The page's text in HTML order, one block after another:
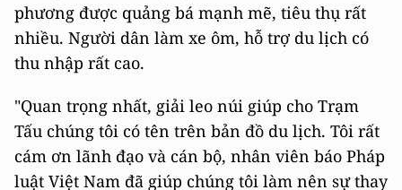
phương được quảng bá mạnh mẽ, tiêu thụ rất
nhiều. Người dân làm xe ôm, hỗ trợ du lịch có
thu nhập rất cao.
"Quan trọng nhất, giải leo núi giúp cho Trạm
Tấu chúng tôi có tên trên bản đồ du lịch. Tôi rất
cám ơn lãnh đạo và cán bộ, nhân viên báo Pháp
luật Việt Nam đã giúp chúng tôi làm nên sự thay